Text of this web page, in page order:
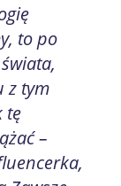
to po
z tym
tę
–